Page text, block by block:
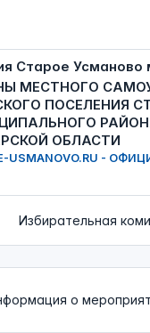
МЕСТНОГО
ПОСЕЛЕНИЯ
ОБЛАСТИ
USMANOVO.RU -
Избирательная
о